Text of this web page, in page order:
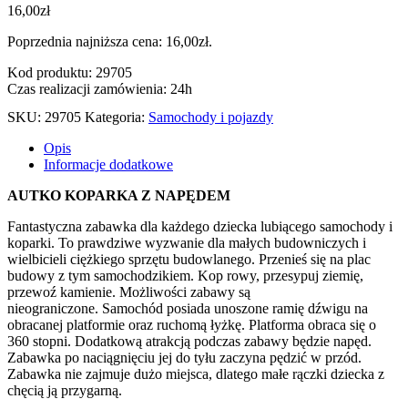
16,00zł
Poprzednia najniższa cena: 16,00zł.
Kod produktu: 29705
Czas realizacji zamówienia: 24h
SKU: 29705 Kategoria: Samochody i pojazdy
Opis
Informacje dodatkowe
AUTKO KOPARKA Z NAPĘDEM
Fantastyczna zabawka dla każdego dziecka lubiącego samochody i
koparki. To prawdziwe wyzwanie dla małych budowniczych i
wielbicieli ciężkiego sprzętu budowlanego. Przenieś się na plac
budowy z tym samochodzikiem. Kop rowy, przesypuj ziemię,
przewoź kamienie. Możliwości zabawy są
nieograniczone. Samochód posiada unoszone ramię dźwigu na
obracanej platformie oraz ruchomą łyżkę. Platforma obraca się o
360 stopni. Dodatkową atrakcją podczas zabawy będzie napęd.
Zabawka po naciągnięciu jej do tyłu zaczyna pędzić w przód.
Zabawka nie zajmuje dużo miejsca, dlatego małe rączki dziecka z
chęcią ją przygarną.